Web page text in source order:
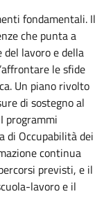
fondamentali. Il
che punta a
lavoro e della
le sfide
Un piano rivolto
di sostegno al
programmi
Occupabilità dei
continua
previsti, e il
lavoro e il